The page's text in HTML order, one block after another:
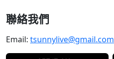
聯絡我們
Email: tsunnylive@gmail.com